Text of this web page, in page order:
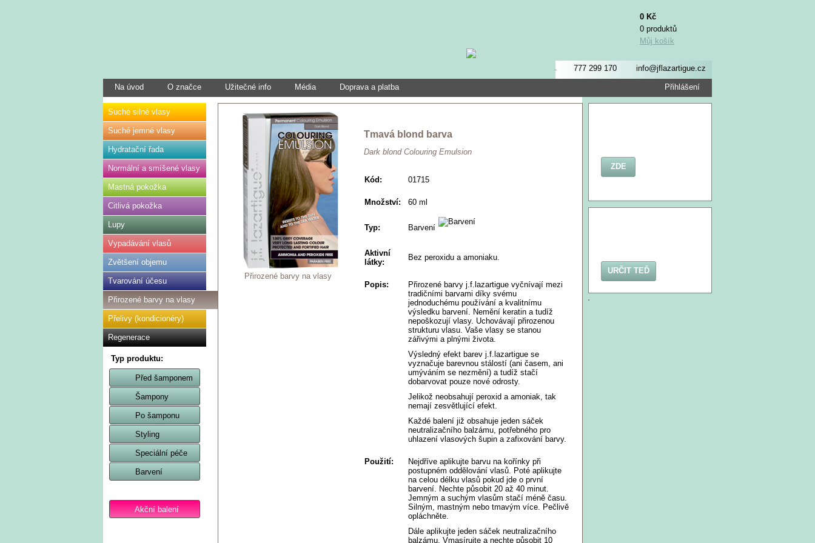
0 Kč
0 produktů
Můj košík
777 299 170 info@jflazartigue.cz
Na úvod O značce Užitečné info Média Doprava a platba Přihlášení
ZDE
URČIT TEĎ
Suché silné vlasy
Suché jemné vlasy
Hydratační řada
Normální a smíšené vlasy
Mastná pokožka
Citlivá pokožka
Lupy
Vypadávání vlasů
Zvětšení objemu
Tvarování účesu
Přirozené barvy na vlasy
Přelivy (kondicionéry)
Regenerace
Typ produktu:
Před šamponem
Šampony
Po šamponu
Styling
Speciální péče
Barvení
Akční balení
Přirozené barvy na vlasy
Tmavá blond barva
Dark blond Colouring Emulsion
Kód: 01715
Množství: 60 ml
Typ: Barvení
Aktivní
látky:
Bez peroxidu a amoniaku.
Popis:
Přirozené barvy j.f.lazartigue vyčnívají mezi
tradičními barvami díky svému
jednoduchému používání a kvalitnímu
výsledku barvení. Nemění keratin a tudíž
nepoškozují vlasy. Uchovávají přirozenou
strukturu vlasu. Vaše vlasy se stanou
zářivými a plnými života.
Výsledný efekt barev j.f.lazartigue se
vyznačuje barevnou stálostí (ani časem, ani
umýváním se nezmění) a tudíž stačí
dobarvovat pouze nové odrosty.
Jelikož neobsahují peroxid a amoniak, tak
nemají zesvětlující efekt.
Každé balení již obsahuje jeden sáček
neutralizačního balzámu, potřebného pro
uhlazení vlasových šupin a zafixování barvy.
Použití:
Nejdříve aplikujte barvu na kořínky při
postupném oddělování vlasů. Poté aplikujte
na celou délku vlasů pokud jde o první
barvení. Nechte působit 20 až 40 minut.
Jemným a suchým vlasům stačí méně času.
Silným, mastným nebo tmavým více. Pečlivě
opláchněte.
Dále aplikujte jeden sáček neutralizačního
balzámu. Vmasírujte a nechte působit 10